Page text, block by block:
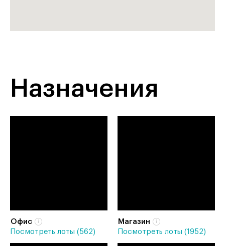
Назначения
Офис
Посмотреть лоты (562)
Магазин
Посмотреть лоты (1952)